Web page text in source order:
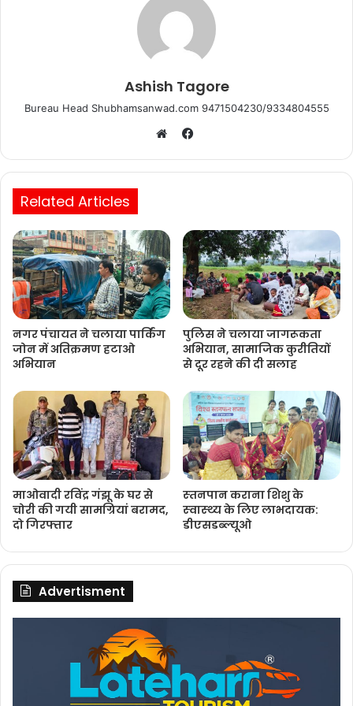
Ashish Tagore
Bureau Head Shubhamsanwad.com 9471504230/9334804555
Facebook
Related Articles
नगर पंचायत ने चलाया पार्किंग
जोन में अतिक्रमण हटाओ
अभियान
पुलिस ने चलाया जागरूकता
अभियान, सामाजिक कुरीतियों
से दूर रहने की दी सलाह
माओवादी रविंद्र गंझू के घर से
चोरी की गयी सामग्रियां बरामद,
दो गिरफ्तार
स्‍तनपान कराना शिशु के
स्‍वास्‍थ्‍य के लिए लाभदायक:
डीएसडब्‍ल्‍यूओ
Advertisment